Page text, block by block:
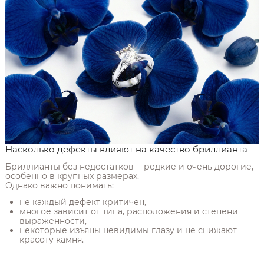
Насколько дефекты влияют на качество бриллианта
Бриллианты без недостатков - редкие и очень дорогие,
особенно в крупных размерах.
Однако важно понимать:
не каждый дефект критичен,
многое зависит от типа, расположения и степени
выраженности,
некоторые изъяны невидимы глазу и не снижают
красоту камня.